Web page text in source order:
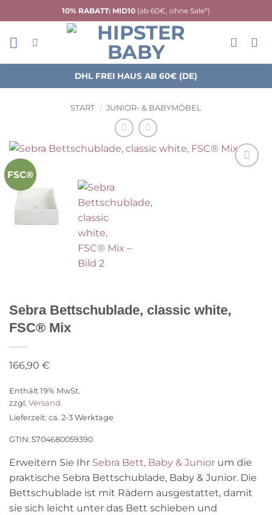
Inhalt
springen
10% RABATT: MID10 (ab 60€, ohne Sale*)
DHL FREI HAUS AB 60€ (DE)
START / JUNIOR- & BABYMÖBEL
FSC®
Sebra Bettschublade, classic white,
FSC® Mix
166,90 €
Enthält 19% MwSt.
zzgl. Versand
Lieferzeit: ca. 2-3 Werktage
GTIN: 5704680059390
Erweitern Sie Ihr Sebra Bett, Baby & Junior um die
praktische Sebra Bettschublade, Baby & Junior. Die
Bettschublade ist mit Rädern ausgestattet, damit
sie sich leicht unter das Bett schieben und